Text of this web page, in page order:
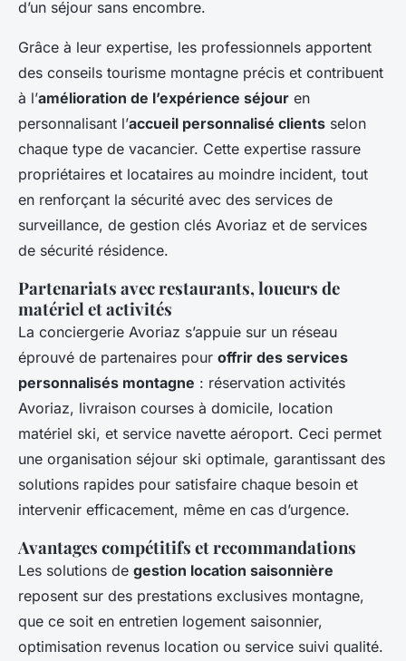
d’un séjour sans encombre.
Grâce à leur expertise, les professionnels apportent
des conseils tourisme montagne précis et contribuent
à l’amélioration de l’expérience séjour en
personnalisant l’accueil personnalisé clients selon
chaque type de vacancier. Cette expertise rassure
propriétaires et locataires au moindre incident, tout
en renforçant la sécurité avec des services de
surveillance, de gestion clés Avoriaz et de services
de sécurité résidence.
Partenariats avec restaurants, loueurs de
matériel et activités
La conciergerie Avoriaz s’appuie sur un réseau
éprouvé de partenaires pour offrir des services
personnalisés montagne : réservation activités
Avoriaz, livraison courses à domicile, location
matériel ski, et service navette aéroport. Ceci permet
une organisation séjour ski optimale, garantissant des
solutions rapides pour satisfaire chaque besoin et
intervenir efficacement, même en cas d’urgence.
Avantages compétitifs et recommandations
Les solutions de gestion location saisonnière
reposent sur des prestations exclusives montagne,
que ce soit en entretien logement saisonnier,
optimisation revenus location ou service suivi qualité.